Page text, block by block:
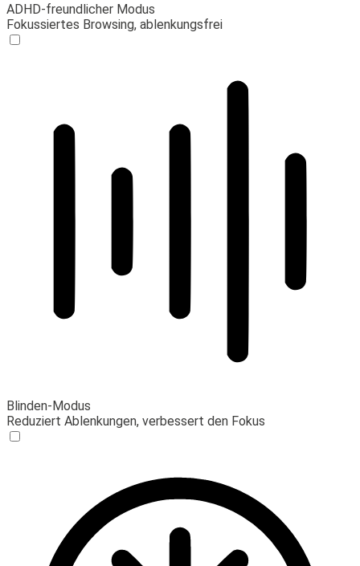
ADHD-freundlicher Modus
Fokussiertes Browsing, ablenkungsfrei
Blinden-Modus
Reduziert Ablenkungen, verbessert den Fokus